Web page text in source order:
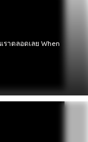
าตลอดเลย When